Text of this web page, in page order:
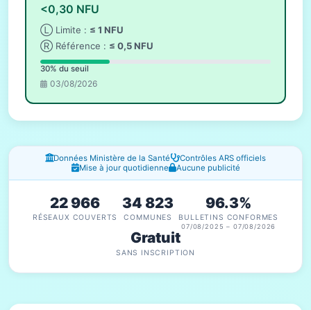
<0,30 NFU
Ⓛ Limite : ≤ 1 NFU
Ⓡ Référence : ≤ 0,5 NFU
30% du seuil
03/08/2026
Fenêtres d'information
Données Ministère de la Santé
Contrôles ARS officiels
Mise à jour quotidienne
Aucune publicité
22 966
RÉSEAUX COUVERTS
34 823
COMMUNES
96.3%
BULLETINS CONFORMES
07/08/2025 – 07/08/2026
Gratuit
SANS INSCRIPTION